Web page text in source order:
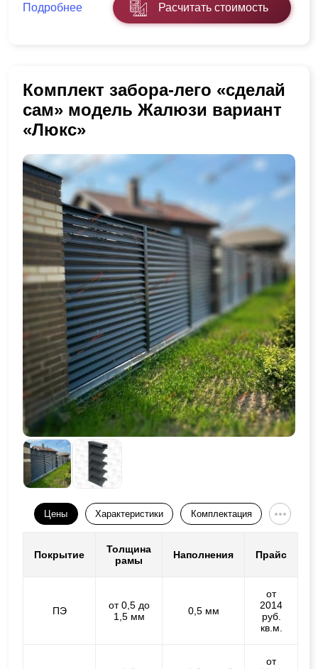
Подробнее Расчитать стоимость
Комплект забора-лего «сделай
сам» модель Жалюзи вариант
«Люкс»
Цены Характеристики Комплектация
Покрытие
Толщина
рамы
Наполнения Прайс
ПЭ
от 0,5 до
1,5 мм
0,5 мм
от
2014
руб.
кв.м.
от